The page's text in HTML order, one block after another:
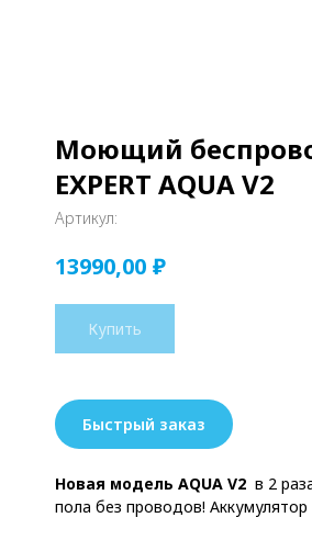
Моющий
EXPERT AQUA V2
Артикул:
13990,00 ₽
Купить
Быстрый заказ
Новая модель AQUA V2 в 2
пола без проводов!